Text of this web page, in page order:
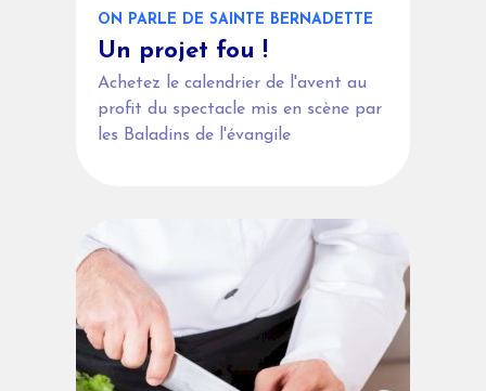
ON PARLE DE SAINTE BERNADETTE
Un projet fou !
Achetez le calendrier de l'avent au
profit du spectacle mis en scène par
les Baladins de l'évangile